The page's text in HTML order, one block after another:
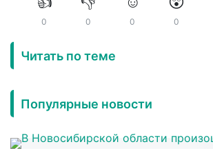
0 0 0 0
Читать по теме
Популярные новости